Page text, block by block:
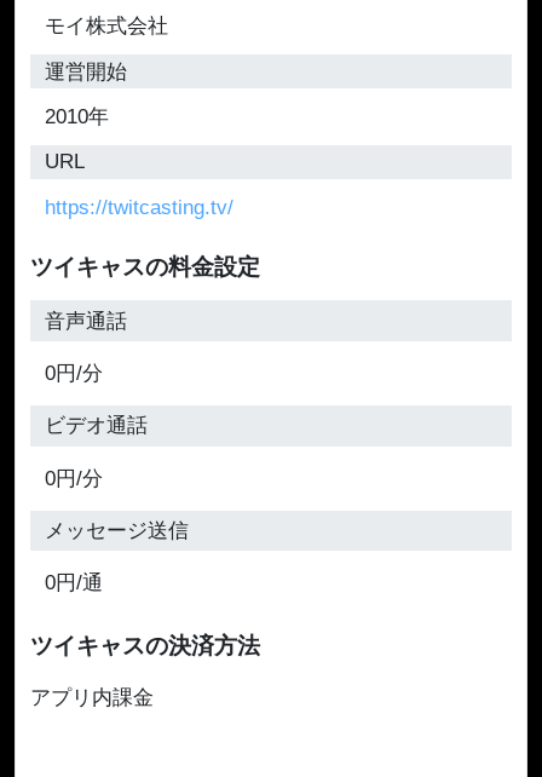
モイ株式会社
運営開始
2010年
URL
https://twitcasting.tv/
ツイキャスの料金設定
音声通話
0円/分
ビデオ通話
0円/分
メッセージ送信
0円/通
ツイキャスの決済方法
アプリ内課金